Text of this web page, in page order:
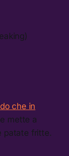
che in
mette a
patate fritte.